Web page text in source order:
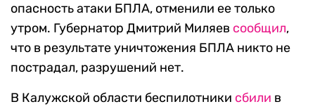
опасность атаки БПЛА, отменили ее только
утром. Губернатор Дмитрий Миляев сообщил,
что в результате уничтожения БПЛА никто не
пострадал, разрушений нет.
В Калужской области беспилотники сбили в